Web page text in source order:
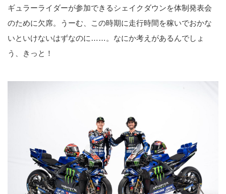
ギュラーライダーが参加できるシェイクダウンを体制発表会
のために欠席。うーむ、この時期に走行時間を稼いでおかな
いといけないはずなのに……。なにか考えがあるんでしょ
う、きっと！